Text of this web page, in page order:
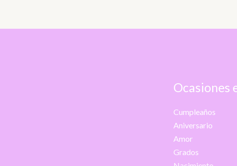
Ocasiones
Cumpleaños
Aniversario
Amor
Grados